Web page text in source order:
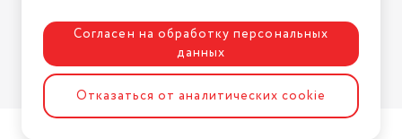
Разработка сайтаASTDESIGN
Согласен на обработку персональных
данных
Отказаться от аналитических cookie